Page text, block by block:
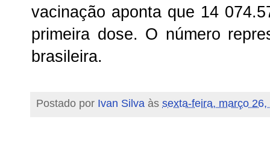
vacinação aponta que 14
primeira dose. O número
brasileira.
Postado por Ivan Silva às sexta-feira, março 26,